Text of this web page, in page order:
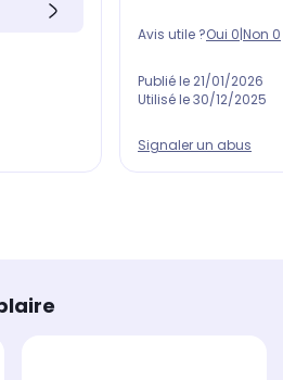
Avis utile ?Oui 0|Non 0
Publié le 21/01/2026
Utilisé le30/12/2025
Signaler un abus